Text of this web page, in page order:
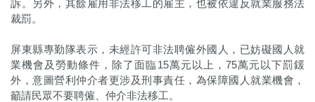
訴。另外，其餘雇用非法移工的雇主，也被依違反就業服務法
裁罰。
屏東縣專勤隊表示，未經許可非法聘僱外國人，已妨礙國人就
業機會及勞動條件，除了面臨15萬元以上，75萬元以下罰鍰
外，意圖營利仲介者更涉及刑事責任，為保障國人就業機會，
籲請民眾不要聘僱、仲介非法移工。